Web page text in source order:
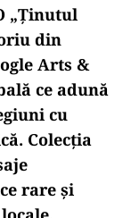
„Ținutul
din
Arts &
ce adună
cu
Colecția
rare și